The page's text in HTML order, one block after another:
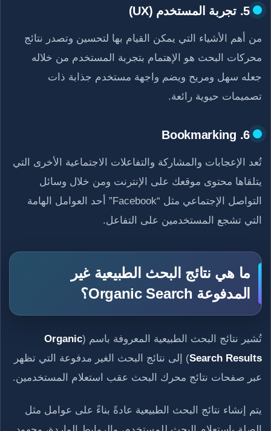
5. تجربة المستخدم (UX)
من أهم الأشياء التي يمكن القيام بها لتحسين وتصدر نتائج
محركات البحث هو الإهتمام بتجربة المستخدم من خلاله
جعله سهل ومريح ويضم واجهة مستخدم جذابة ذات
تصميمات حيوية رائعة.
6. Bookmarking
تُعد الإعجابات والمشاركة والتفاعلات الاجتماعية الأخرى التي
يتلقاها محتوى موقعك على الإنترنت ومن خلال وسائل
التواصل الإجتماعي مثل “Facebook” أحد العوامل الهامة
التي تشجع المستخدمين على التفاعل.
ما هي نتائج البحث الطبيعية غير
المدفوعة Organic Search؟
تُشير نتائج البحث الطبيعية المعروفة باسم (Organic
Search Results) إلى نتائج البحث الغير مدفوعة التي تظهر
عبر صفحات نتائج محرك البحث عقب استعلام المستخدمين.
يتم إنشاء نتائج البحث الطبيعية عادةً بناءً على عوامل مثل